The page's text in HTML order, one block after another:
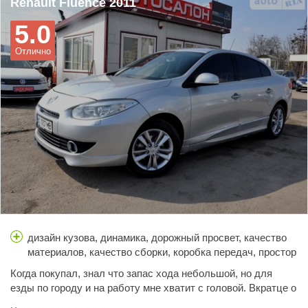
стабилизатора заодно т. правый амортизатор побежал.
Сборка машины 2011 Турция. При -минусовой температуре
за -10 град. Туго включается коробка передач, но только
если авто ночевало на улице.
Renault Fluence 2011
Отлично
5.0
дизайн кузова, динамика, дорожный просвет, качество
материалов, качество сборки, коробка передач, простор
тормоза, управляемость, цена, шумоизоляция
Когда покупал, знал что запас хода небольшой, но для
езды по городу и на работу мне хватит с головой. Вкратце о